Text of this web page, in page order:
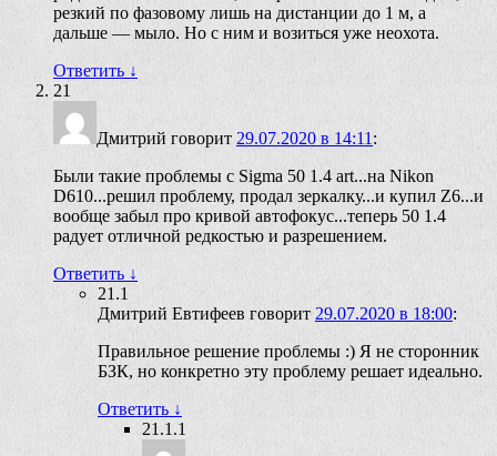
резкий по фазовому лишь на дистанции до 1 м, а
дальше — мыло. Но с ним и возиться уже неохота.
Ответить ↓
21
Дмитрий говорит 29.07.2020 в 14:11 :
Были такие проблемы с Sigma 50 1.4 art...на Nikon
D610...решил проблему, продал зеркалку...и купил Z6...и
вообще забыл про кривой автофокус...теперь 50 1.4
радует отличной редкостью и разрешением.
Ответить ↓
21.1
Дмитрий Евтифеев говорит 29.07.2020 в 18:00:
Правильное решение проблемы :) Я не сторонник
БЗК, но конкретно эту проблему решает идеально.
Ответить ↓
21.1.1